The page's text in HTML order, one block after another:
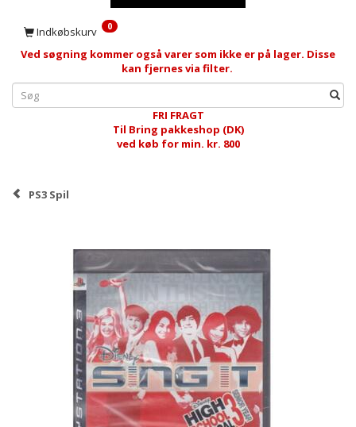
Indkøbskurv 0
Ved søgning kommer også varer som ikke er på lager. Disse
kan fjernes via filter.
FRI FRAGT
Til Bring pakkeshop (DK)
ved køb for min. kr. 800
PS3 Spil